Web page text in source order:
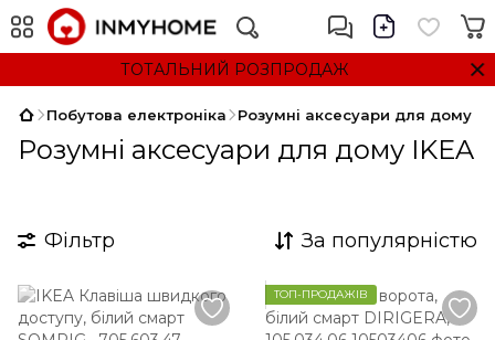
ТОТАЛЬНИЙ РОЗПРОДАЖ
Побутова електроніка Розумні аксесуари для дому
Розумні аксесуари для дому IKEA
Фільтр За популярністю
ТОП-ПРОДАЖІВ